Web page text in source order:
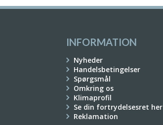
INFORMATION
Nyheder
Handelsbetingelser
Spørgsmål
Omkring os
Klimaprofil
Se din fortrydelsesret her
Reklamation